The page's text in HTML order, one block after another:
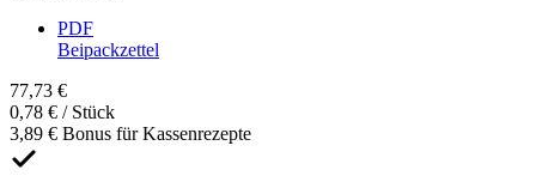
PDF
Beipackzettel
77,73 €
0,78 € / Stück
3,89 € Bonus für Kassenrezepte